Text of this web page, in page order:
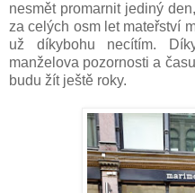
nesmět promarnit jediný
za celých osm let mateřství
už díkybohu necítím.
manželova pozornosti a
budu žít ještě roky.